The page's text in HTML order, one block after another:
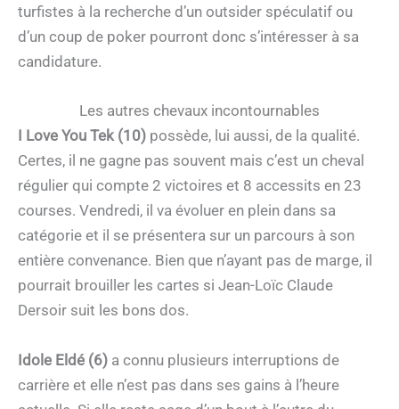
turfistes à la recherche d’un outsider spéculatif ou
d’un coup de poker pourront donc s’intéresser à sa
candidature.
Les autres chevaux incontournables
I Love You Tek (10) possède, lui aussi, de la qualité.
Certes, il ne gagne pas souvent mais c’est un cheval
régulier qui compte 2 victoires et 8 accessits en 23
courses. Vendredi, il va évoluer en plein dans sa
catégorie et il se présentera sur un parcours à son
entière convenance. Bien que n’ayant pas de marge, il
pourrait brouiller les cartes si Jean-Loïc Claude
Dersoir suit les bons dos.
Idole Eldé (6) a connu plusieurs interruptions de
carrière et elle n’est pas dans ses gains à l’heure